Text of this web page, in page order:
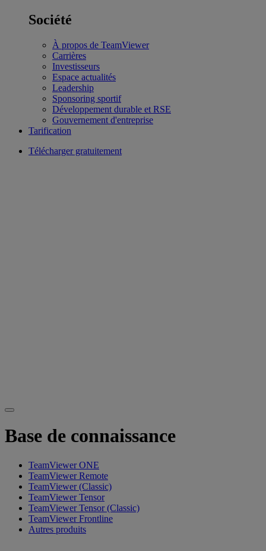
Société
À propos de TeamViewer
Carrières
Investisseurs
Espace actualités
Leadership
Sponsoring sportif
Développement durable et RSE
Gouvernement d'entreprise
Tarification
Télécharger gratuitement
Base de connaissance
TeamViewer ONE
TeamViewer Remote
TeamViewer (Classic)
TeamViewer Tensor
TeamViewer Tensor (Classic)
TeamViewer Frontline
Autres produits